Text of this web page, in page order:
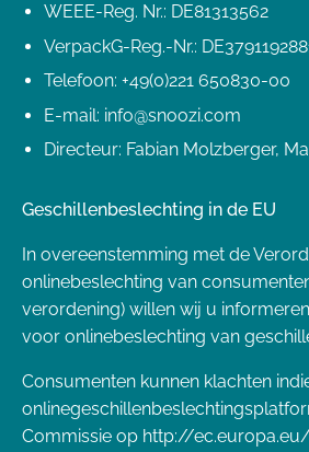
WEEE-Reg. Nr.: DE81313562
VerpackG-Reg.-Nr.:
Telefoon: +49(0)221 650830-00
E-mail: info@snoozi.com
Directeur: Fabian Molzberger,
Geschillenbeslechting in de EU
In overeenstemming met de
onlinebeslechting van
verordening) willen wij u
voor onlinebeslechting van
Consumenten kunnen klachten
Commissie op http://ec.europa.eu/